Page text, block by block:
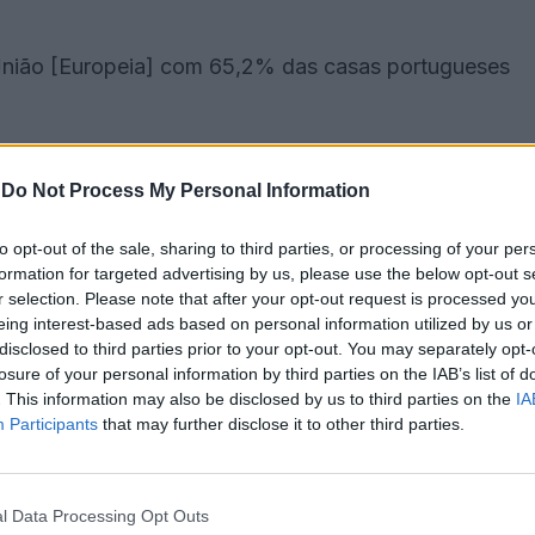
Do Not Process My Personal Information
opt-out of the sale, sharing to third parties, or processing of your
for targeted advertising by us, please use the below opt-out
selection. Please note that after your opt-out request is processed
interest-based ads based on personal information utilized by us
to third parties prior to your opt-out. You may separately
of your personal information by third parties on the IAB’s list of
This information may also be disclosed by us to third parties on the
Participants that may further disclose it to other third parties.
Data Processing Opt Outs
[Europeia] com 65,2% das casas portugueses
da média europeia (86% a nível nacional em
e cresceu 40% desde o ano passado.
nível de competências digitais da população é
acima da média europeia (55,6%), mas
em tecnologias de informação está ligeiramente
no conjunto dos 27).